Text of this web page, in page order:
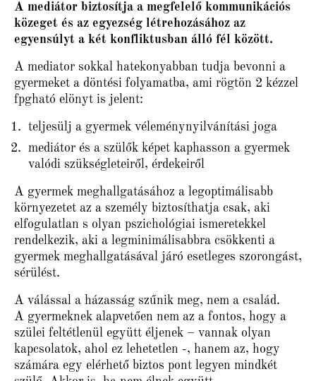
A mediátor biztosítja a megfelelő kommunikációs
közeget és az egyezség létrehozásához az
egyensúlyt a két konfliktusban álló fél között.
A mediator sokkal hatekonyabban tudja bevonni a
gyermeket a döntési folyamatba, ami rögtön 2 kézzel
fpgható elönyt is jelent:
teljesülj a gyermek véleménynyilvánítási joga
mediátor és a szülők képet kaphasson a gyermek
valódi szükségleteiről, érdekeiről
A gyermek meghallgatásához a legoptimálisabb
környezetet az a személy biztosíthatja csak, aki
elfogulatlan s olyan pszichológiai ismeretekkel
rendelkezik, aki a legminimálisabbra csökkenti a
gyermek meghallgatásával járó esetleges szorongást,
sérülést.
A válással a házasság szűnik meg, nem a család.
A gyermeknek alapvetően nem az a fontos, hogy a
szülei feltétlenül együtt éljenek – vannak olyan
kapcsolatok, ahol ez lehetetlen -, hanem az, hogy
számára egy elérhető biztos pont legyen mindkét